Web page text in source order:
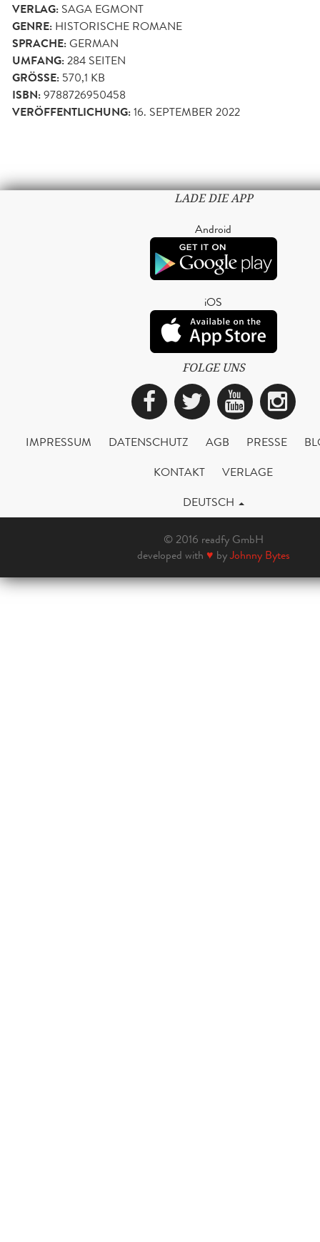
VERLAG: SAGA EGMONT
GENRE: HISTORISCHE ROMANE
SPRACHE:GERMAN
UMFANG:284 SEITEN
GRÖSSE: 570,1 KB
ISBN:9788726950458
VERÖFFENTLICHUNG:16. SEPTEMBER 2022
LADE DIE APP
Android
iOS
FOLGE UNS
Facebook
Twitter
IMPRESSUM DATENSCHUTZ AGB PRESSE
KONTAKT
VERLAGE
DEUTSCH
© 2016 readfy GmbH
developed with ♥ byJohnny Bytes